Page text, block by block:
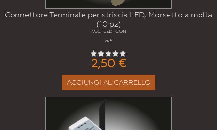
Connettore Terminale per striscia LED, Morsetto a molla
(10 pz)
ACC-LED-CON
RIF
2,50 €
AGGIUNGI AL CARRELLO